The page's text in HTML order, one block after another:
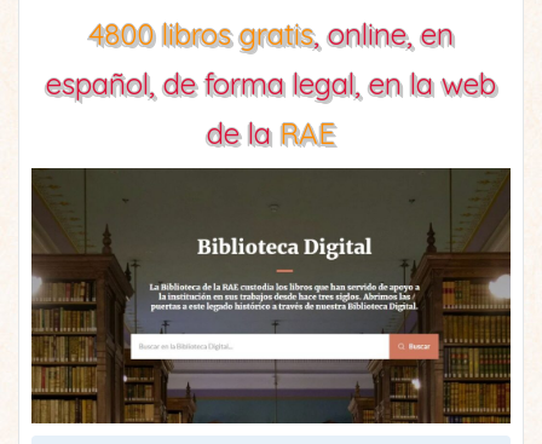
4800 libros gratis, online, en
español, de forma legal, en la web
de la RAE